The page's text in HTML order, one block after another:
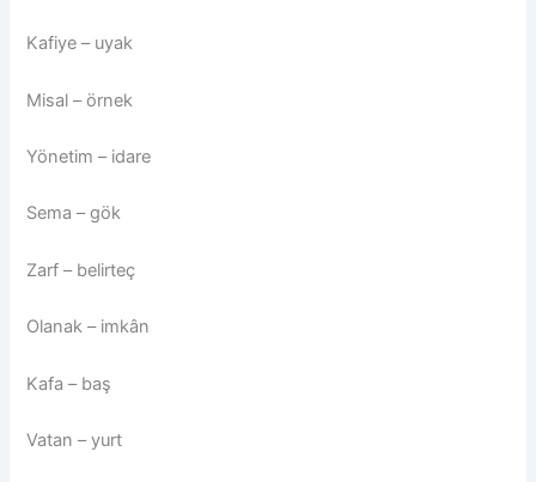
Kafiye – uyak
Misal – örnek
Yönetim – idare
Sema – gök
Zarf – belirteç
Olanak – imkân
Kafa – baş
Vatan – yurt